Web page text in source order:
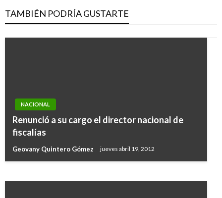
TAMBIÉN PODRÍA GUSTARTE
NACIONAL
Renunció a su cargo el director nacional de
fiscalías
Geovany Quintero Gómez jueves abril 19, 2012
Herbalife acepta pagar US$200 millones de